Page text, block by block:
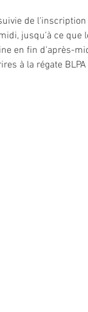
de
jusqu'à ce que
en fin d'après-
à la régate